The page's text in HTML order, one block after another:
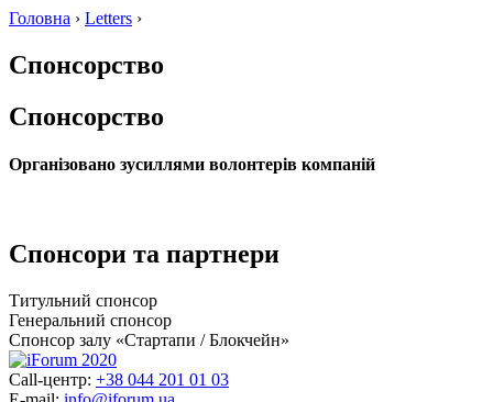
Головна › Letters ›
Спонсорство
Спонсорство
Організовано зусиллями волонтерів компаній
Спонсори та партнери
Титульний спонсор
Генеральний спонсор
Спонсор залу «Стартапи / Блокчейн»
Call-центр: +38 044 201 01 03